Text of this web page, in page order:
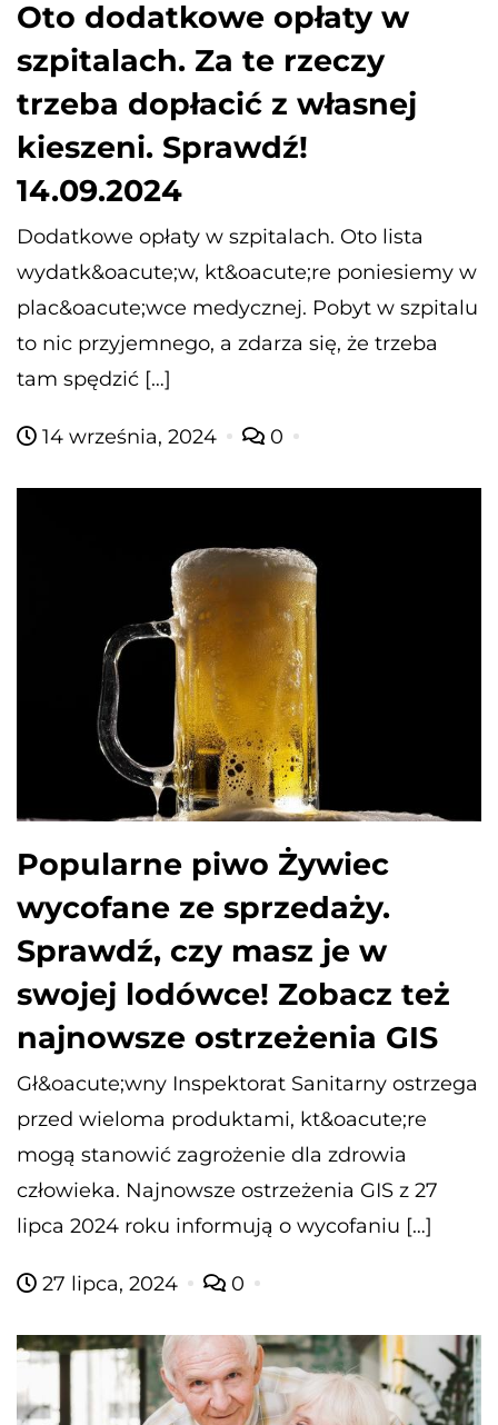
Oto dodatkowe opłaty w
szpitalach. Za te rzeczy
trzeba dopłacić z własnej
kieszeni. Sprawdź!
14.09.2024
Dodatkowe opłaty w szpitalach. Oto lista
wydatk&oacute;w, kt&oacute;re poniesiemy w
plac&oacute;wce medycznej. Pobyt w szpitalu
to nic przyjemnego, a zdarza się, że trzeba
tam spędzić […]
14 września, 2024 0
Popularne piwo Żywiec
wycofane ze sprzedaży.
Sprawdź, czy masz je w
swojej lodówce! Zobacz też
najnowsze ostrzeżenia GIS
Gł&oacute;wny Inspektorat Sanitarny ostrzega
przed wieloma produktami, kt&oacute;re
mogą stanowić zagrożenie dla zdrowia
człowieka. Najnowsze ostrzeżenia GIS z 27
lipca 2024 roku informują o wycofaniu […]
27 lipca, 2024 0